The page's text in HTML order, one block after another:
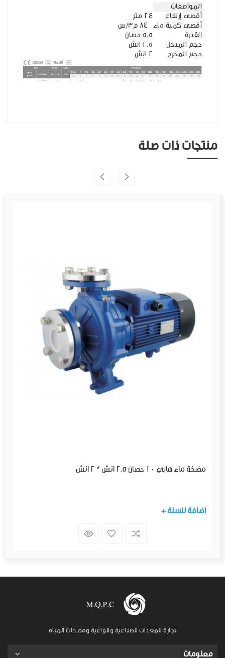
المواصفات
أقصى إرتفاع
24 متر
أقصى كمية ماء
القدرة
5.5 حصان
حجم المدخل
2.5 انش
حجم المخرج
2 انش
منتجات ذات صلة
مضخة ماء هابي 10 حصان 2.5 انش * 2 انش
+ اضافة للسلة
تجارة المعدات الصناعية والزراعية ومضخات المياه
معلومات